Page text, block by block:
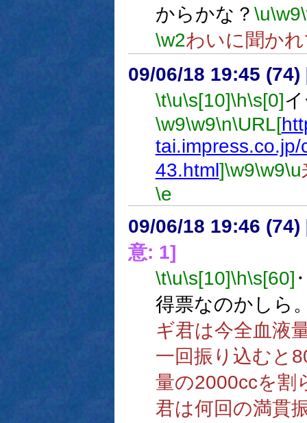
からかな？ \u\w9
\w2わいに聞か
09/06/18 19:45 (74)
\t\u\s[10]\h\s[0]
\w9\w9\n\URL[
43.html]\w9\w9\u
\e
09/06/18 19:46 (74)
意: 1]
\t\u\s[10]\h\s[60]
得票なのかしら
ギ君は今全血液
一回振り込むと
量の2000ccを割
君は何回の満貫